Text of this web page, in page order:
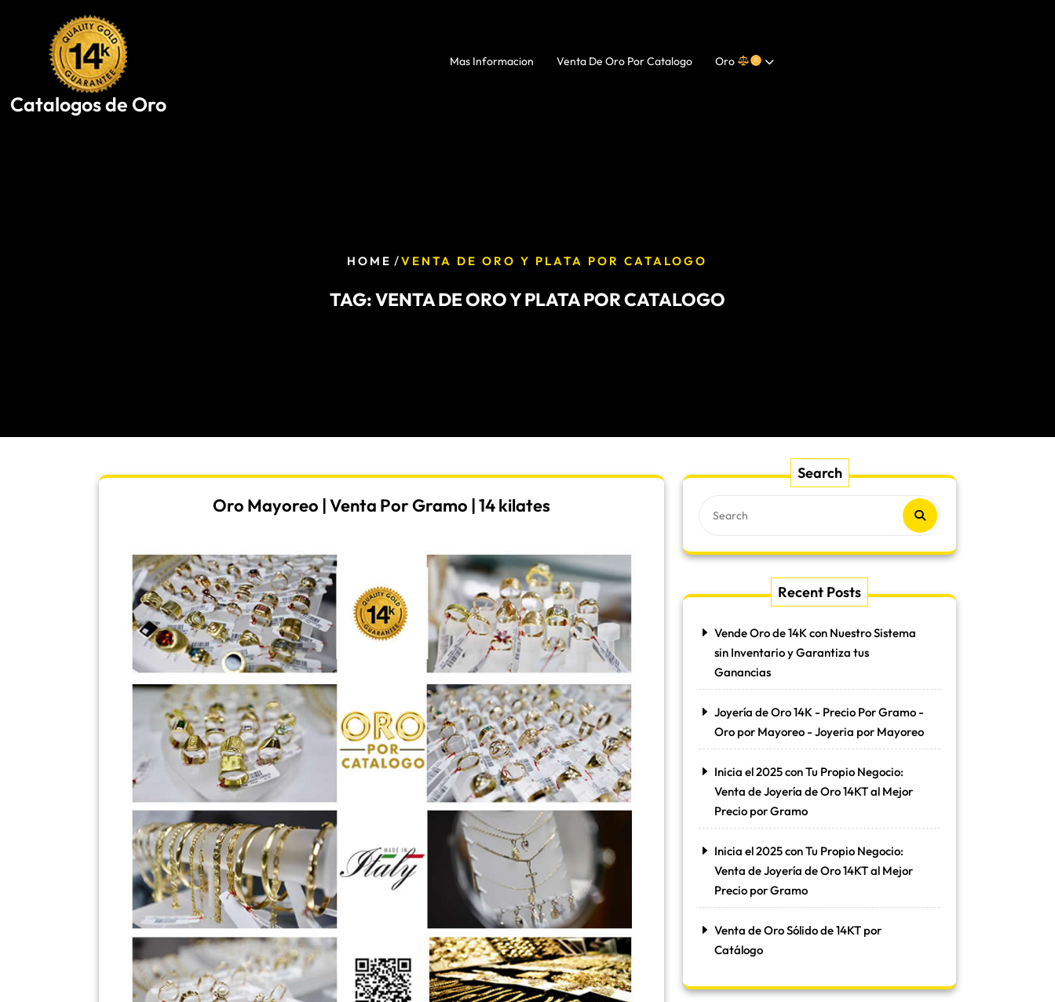
Catalogos de Oro
Mas Informacion Venta De Oro Por Catalogo Oro
HOME /VENTA DE ORO Y PLATA POR CATALOGO
TAG:VENTA DE ORO Y PLATA POR CATALOGO
Oro Mayoreo | Venta Por Gramo | 14 kilates
Search
Recent Posts
Vende Oro de 14K con Nuestro Sistema
sin Inventario y Garantiza tus
Ganancias
Joyería de Oro 14K - Precio Por Gramo -
Oro por Mayoreo - Joyeria por Mayoreo
Inicia el 2025 con Tu Propio Negocio:
Venta de Joyería de Oro 14KT al Mejor
Precio por Gramo
Inicia el 2025 con Tu Propio Negocio:
Venta de Joyería de Oro 14KT al Mejor
Precio por Gramo
Venta de Oro Sólido de 14KT por
Catálogo